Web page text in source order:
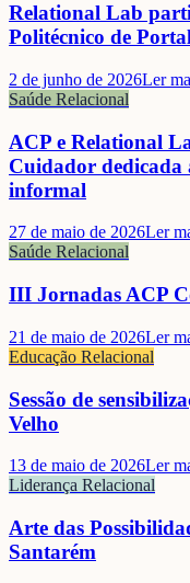
Relational Lab
Politécnico de
2 de junho de 2026Ler
Saúde Relacional
ACP e Relational
Cuidador dedicada
informal
27 de maio de 2026Ler
Saúde Relacional
III Jornadas ACP
21 de maio de 2026Ler
Educação Relacional
Sessão de
Velho
13 de maio de 2026Ler
Liderança Relacional
Arte das
Santarém